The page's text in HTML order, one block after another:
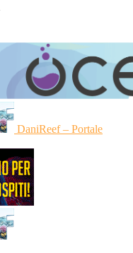
DaniReef – Portale